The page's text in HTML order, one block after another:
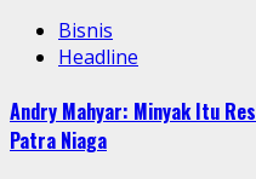
Bisnis
Headline
Andry Mahyar: Minyak Itu
Patra Niaga